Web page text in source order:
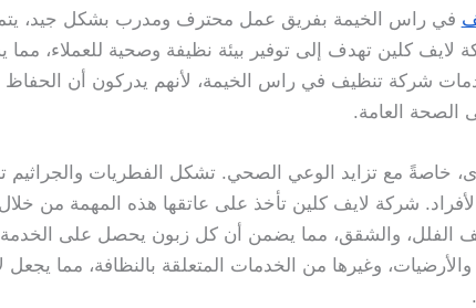
في راس الخيمة بفريق عمل محترف ومدرب بشكل جيد،
لايف كلين تهدف إلى توفير بيئة نظيفة وصحية للعملاء،
شركة تنظيف في راس الخيمة، لأنهم يدركون أن الحفاظ
العامة.
خاصةً مع تزايد الوعي الصحي. تشكل الفطريات والجراثيم
شركة لايف كلين تأخذ على عاتقها هذه المهمة من خلال
الفلل، والشقق، مما يضمن أن كل زبون يحصل على الخدمة
وغيرها من الخدمات المتعلقة بالنظافة، مما يجعل